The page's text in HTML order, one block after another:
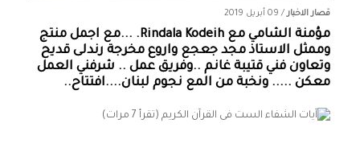
قصار الاخبار/ 09 أبريل 2019
مؤمنة الشامي‏ مع ‏‎Rindala Kodeih‎‏. ...مع اجمل منتج
وممثل الاستاذ مجد جعجع واروع مخرجة رندلى قديح
وتعاون فني قتيبة غانم ..وفريق عمل .. شرفني العمل
معكن ..... ونخبة من المع نجوم لبنان....افتتاح..